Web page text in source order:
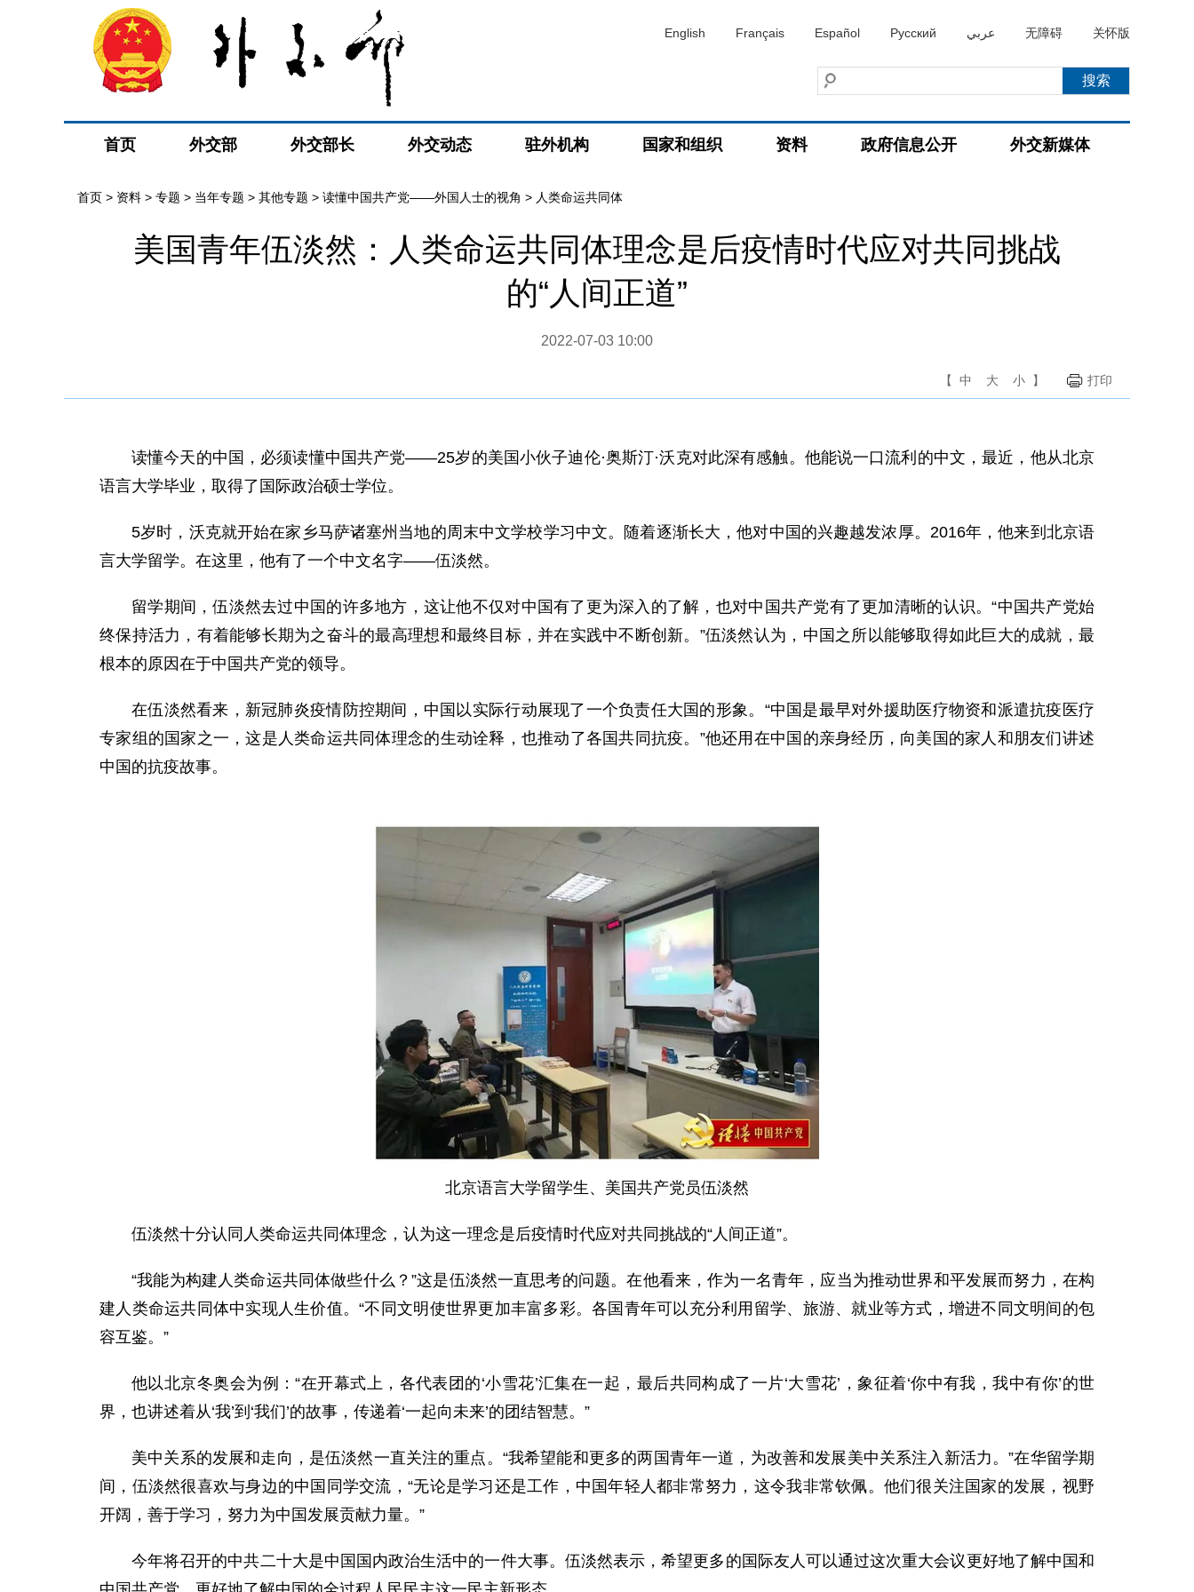
English Français Español Русский عربي 无障碍 关怀版
首页 外交部 外交部长 外交动态 驻外机构 国家和组织 资料 政府信息公开 外交新媒体
首页 > 资料 > 专题 > 当年专题 > 其他专题 > 读懂中国共产党——外国人士的视角 > 人类命运共同体
美国青年伍淡然：人类命运共同体理念是后疫情时代应对共同挑战
的“人间正道”
2022-07-03 10:00
【 中 大 小 】 打印
读懂今天的中国，必须读懂中国共产党——25岁的美国小伙子迪伦·奥斯汀·沃克对此深有感触。他能说一口流利的中文，最近，他从北京
语言大学毕业，取得了国际政治硕士学位。
5岁时，沃克就开始在家乡马萨诸塞州当地的周末中文学校学习中文。随着逐渐长大，他对中国的兴趣越发浓厚。2016年，他来到北京语
言大学留学。在这里，他有了一个中文名字——伍淡然。
留学期间，伍淡然去过中国的许多地方，这让他不仅对中国有了更为深入的了解，也对中国共产党有了更加清晰的认识。“中国共产党始
终保持活力，有着能够长期为之奋斗的最高理想和最终目标，并在实践中不断创新。”伍淡然认为，中国之所以能够取得如此巨大的成就，最
根本的原因在于中国共产党的领导。
在伍淡然看来，新冠肺炎疫情防控期间，中国以实际行动展现了一个负责任大国的形象。“中国是最早对外援助医疗物资和派遣抗疫医疗
专家组的国家之一，这是人类命运共同体理念的生动诠释，也推动了各国共同抗疫。”他还用在中国的亲身经历，向美国的家人和朋友们讲述
中国的抗疫故事。
北京语言大学留学生、美国共产党员伍淡然
伍淡然十分认同人类命运共同体理念，认为这一理念是后疫情时代应对共同挑战的“人间正道”。
“我能为构建人类命运共同体做些什么？”这是伍淡然一直思考的问题。在他看来，作为一名青年，应当为推动世界和平发展而努力，在构
建人类命运共同体中实现人生价值。“不同文明使世界更加丰富多彩。各国青年可以充分利用留学、旅游、就业等方式，增进不同文明间的包
容互鉴。”
他以北京冬奥会为例：“在开幕式上，各代表团的‘小雪花’汇集在一起，最后共同构成了一片‘大雪花’，象征着‘你中有我，我中有你’的世
界，也讲述着从‘我’到‘我们’的故事，传递着‘一起向未来’的团结智慧。”
美中关系的发展和走向，是伍淡然一直关注的重点。“我希望能和更多的两国青年一道，为改善和发展美中关系注入新活力。”在华留学期
间，伍淡然很喜欢与身边的中国同学交流，“无论是学习还是工作，中国年轻人都非常努力，这令我非常钦佩。他们很关注国家的发展，视野
开阔，善于学习，努力为中国发展贡献力量。”
今年将召开的中共二十大是中国国内政治生活中的一件大事。伍淡然表示，希望更多的国际友人可以通过这次重大会议更好地了解中国和